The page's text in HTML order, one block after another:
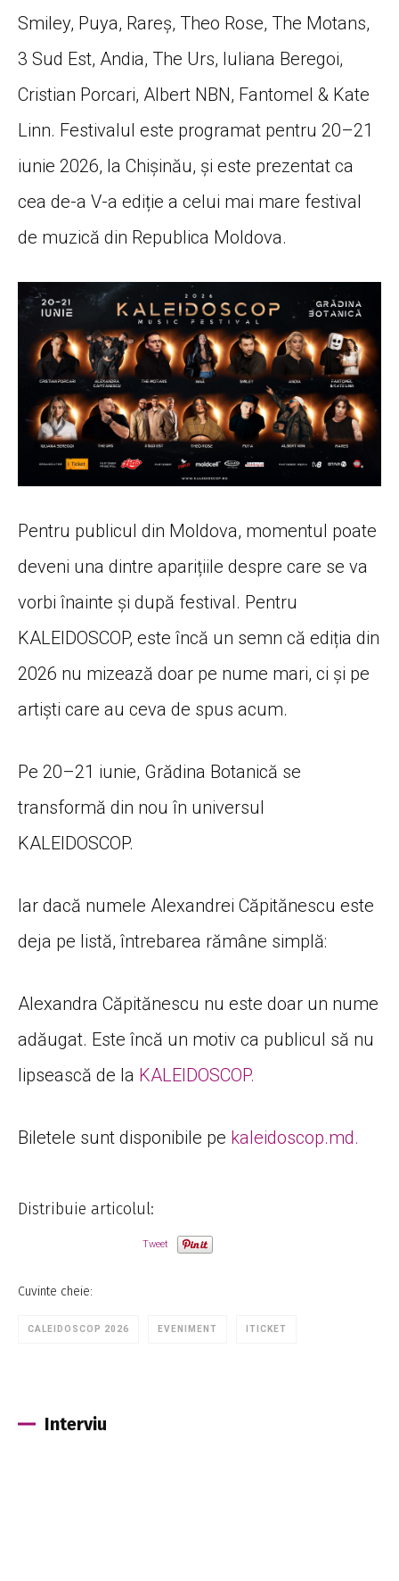
Smiley, Puya, Rareș, Theo Rose, The Motans,
3 Sud Est, Andia, The Urs, Iuliana Beregoi,
Cristian Porcari, Albert NBN, Fantomel & Kate
Linn. Festivalul este programat pentru 20–21
iunie 2026, la Chișinău, și este prezentat ca
cea de-a V-a ediție a celui mai mare festival
de muzică din Republica Moldova.
Pentru publicul din Moldova, momentul poate
deveni una dintre aparițiile despre care se va
vorbi înainte și după festival. Pentru
KALEIDOSCOP, este încă un semn că ediția din
2026 nu mizează doar pe nume mari, ci și pe
artiști care au ceva de spus acum.
Pe 20–21 iunie, Grădina Botanică se
transformă din nou în universul
KALEIDOSCOP.
Iar dacă numele Alexandrei Căpitănescu este
deja pe listă, întrebarea rămâne simplă:
Alexandra Căpitănescu nu este doar un nume
adăugat. Este încă un motiv ca publicul să nu
lipsească de la KALEIDOSCOP.
Biletele sunt disponibile pe kaleidoscop.md.
Distribuie articolul:
Tweet
Cuvinte cheie:
CALEIDOSCOP 2026 EVENIMENT ITICKET
Interviu